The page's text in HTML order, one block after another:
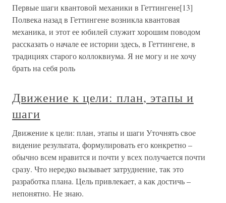
Первые шаги квантовой механики в Геттингене[13]
Полвека назад в Геттингене возникла квантовая
механика, и этот ее юбилей служит хорошим поводом
рассказать о начале ее истории здесь, в Геттингене, в
традициях старого коллоквиума. Я не могу и не хочу
брать на себя роль
Движение к цели: план, этапы и
шаги
Движение к цели: план, этапы и шаги Уточнять свое
видение результата, формулировать его конкретно –
обычно всем нравится и почти у всех получается почти
сразу. Что нередко вызывает затруднение, так это
разработка плана. Цель привлекает, а как достичь –
непонятно. Не знаю.